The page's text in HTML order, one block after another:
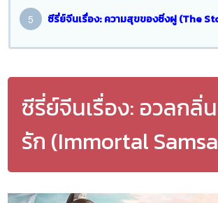
ซีรี่ย์จีนเรื่อง: ความสุขของซิ่งฝู (The
ซีรี่ย์จีนเรื่อง: อวลกลิ่
รัก (Immortal